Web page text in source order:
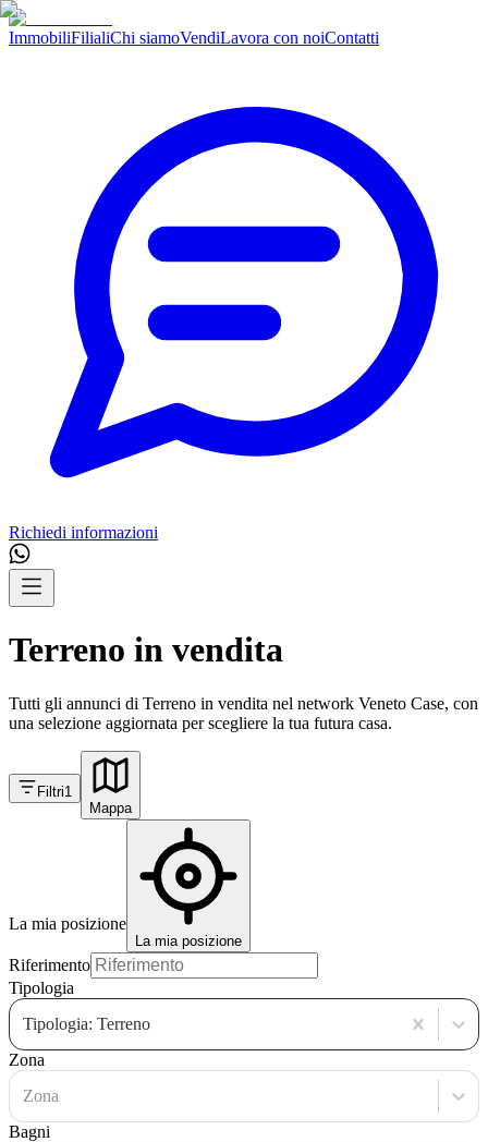
ImmobiliFilialiChi siamoVendiLavora con noiContatti
Richiedi informazioni
Terreno in vendita
Tutti gli annunci di Terreno in vendita nel network Veneto Case, con
una selezione aggiornata per scegliere la tua futura casa.
Filtri1
Mappa
La mia posizione
La mia posizione
Riferimento
Tipologia
Tipologia: Terreno
Zona
Zona
Bagni